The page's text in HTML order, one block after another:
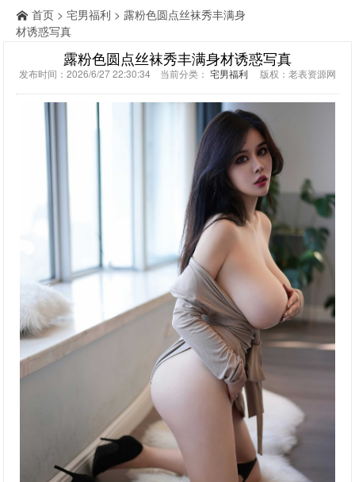
首页 > 宅男福利 > 露粉色圆点丝袜秀丰满身
材诱惑写真
露粉色圆点丝袜秀丰满身材诱惑写真
发布时间：2026/6/27 22:30:34 当前分类： 宅男福利 版权：老表资源网